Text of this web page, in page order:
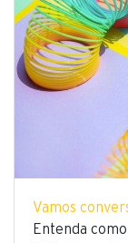
Vamos
Entenda